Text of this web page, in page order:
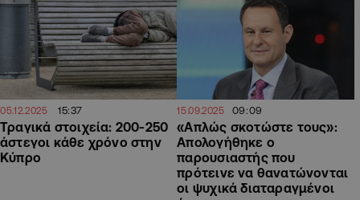
05.12.2025 15:37
Τραγικά στοιχεία: 200-250
άστεγοι κάθε χρόνο στην
Κύπρο
15.09.2025 09:09
«Απλώς σκοτώστε τους»:
Απολογήθηκε ο
παρουσιαστής που
πρότεινε να θανατώνονται
οι ψυχικά διαταραγμένοι